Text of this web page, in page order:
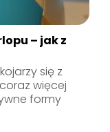
– jak z
się z
więcej
formy